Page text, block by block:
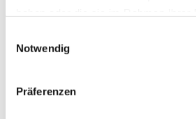
Notwendig
Präferenzen
Dies könnte